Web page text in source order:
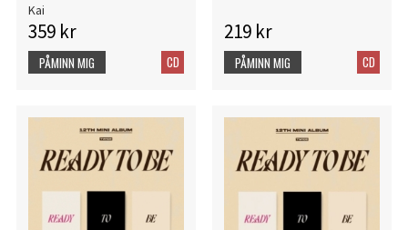
Kai
359 kr
CD
PÅMINN MIG
219 kr
CD
PÅMINN MIG